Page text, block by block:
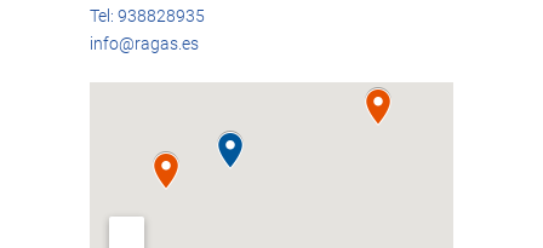
Tel: 938828935
info@ragas.es